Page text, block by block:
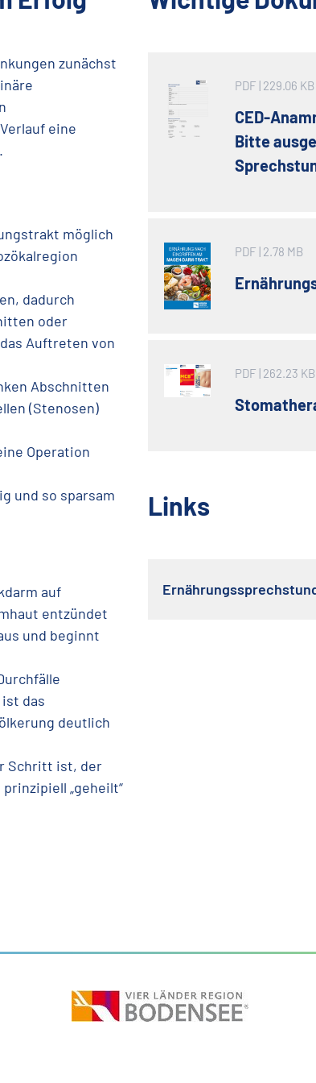
zunächst
eine
möglich
dadurch
oder
Auftreten von
Abschnitten
(Stenosen)
Operation
und so sparsam
auf
entzündet
und beginnt
das
deutlich
Schritt ist, der
„geheilt“
PDF | 229.06 KB
CED-
Bitte
PDF | 2.78 MB
PDF | 262.23 KB
Links